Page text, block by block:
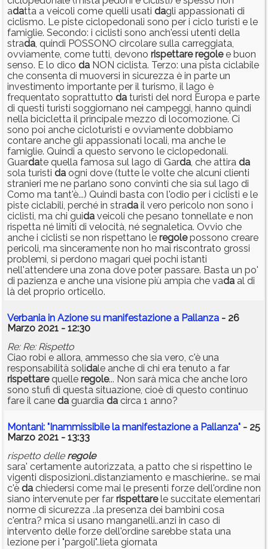
adatta a veicoli come quelli usati dagli appassionati di
ciclismo. Le piste ciclopedonali sono per i ciclo turisti e le
famiglie. Secondo: i ciclisti sono anch'essi utenti della
strada, quindi POSSONO circolare sulla carreggiata,
ovviamente, come tutti, devono rispettare regolee buon
senso. E lo dico da NON ciclista. Terzo: una pista ciclabile
che consenta di muoversi in sicurezza è in parte un
investimento importante per il turismo, il lago è
frequentato soprattutto da turisti del nord Europa e parte
di questi turisti soggiornano nei campeggi, hanno quindi
nella bicicletta il principale mezzo di locomozione. Ci
sono poi anche cicloturisti e ovviamente dobbiamo
contare anche gli appassionati locali, ma anche le
famiglie. Quindi a questo servono le ciclopedonali.
Guardate quella famosa sul lago di Garda, che attira da
sola turisti da ogni dove (tutte le volte che alcuni clienti
stranieri me ne parlano sono convinti che sia sul lago di
Como ma tant'è...) Quindi basta con l'odio per i ciclisti e le
piste ciclabili, perché in strada il vero pericolo non sono i
ciclisti, ma chi guida veicoli che pesano tonnellate e non
rispetta né limiti di velocità, né segnaletica. Ovvio che
anche i ciclisti se non rispettano le regolepossono creare
pericoli, ma sinceramente non ho mai riscontrato grossi
problemi, si perdono magari quei pochi istanti
nell'attendere una zona dove poter passare. Basta un po'
di pazienza e anche una visione più ampia che vada al di
là del proprio orticello.
Verbania in Azione su manifestazione a Pallanza - 26
Marzo 2021 - 12:30
Re: Re: Rispetto
Ciao robi e allora, ammesso che sia vero, c'è una
responsabilità solidale anche di chi era tenuto a far
rispettarequelle regole... Non sarà mica che anche loro
sono stufi di questa situazione, cioè di questo continuo
fare il cane da guardia da circa 1 anno?
Montani: "Inammissibile la manifestazione a Pallanza" - 25
Marzo 2021 - 13:33
rispetto delle regole
sara' certamente autorizzata, a patto che si rispettino le
vigenti disposizioni..distanziamento e maschierine.. se mai
c'è da chiedersi come mai le presenti forze dell'ordine non
siano intervenute per far rispettarele succitate elementari
norme di sicurezza ..la presenza dei bambini cosa
c'entra? mica si usano manganelli..anzi in caso di
intervento delle forze dell'ordine sarebbe stata una
lezione per i "pargoli"..lieta giornata